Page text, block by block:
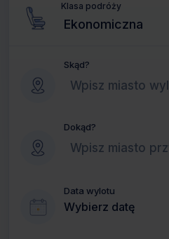
Klasa podróży
Skąd?
Dokąd?
Data wylotu
Wybierz datę